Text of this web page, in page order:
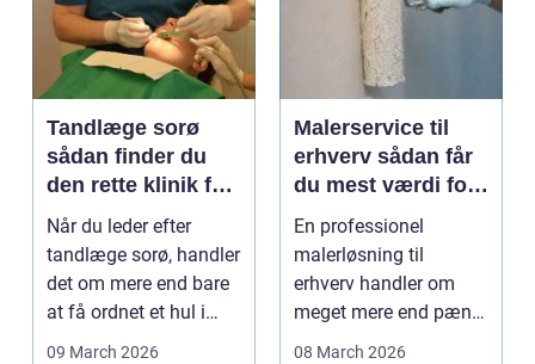
Tandlæge sorø
sådan finder du
den rette klinik for
dig
Når du leder efter
tandlæge sorø, handler
det om mere end bare
at få ordnet et hul i
tanden. For man...
09 March 2026
Malerservice til
erhverv sådan får
du mest værdi for
pengene
En professionel
malerløsning til
erhverv handler om
meget mere end pæne
vægge. Malerarbejde
08 March 2026